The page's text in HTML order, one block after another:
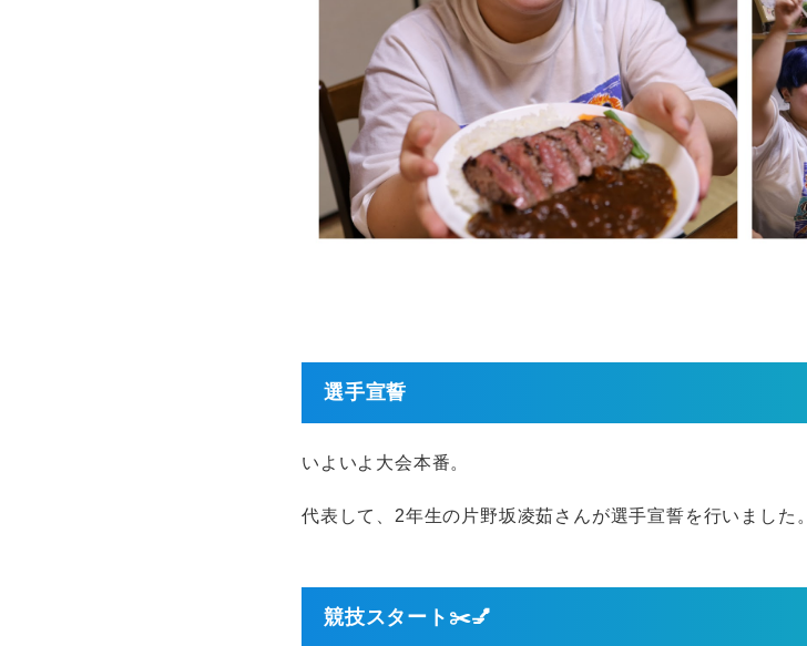
選手宣誓
いよいよ大会本番。
代表して、2年生の片野坂凌茹さんが選手宣誓を行いました。
競技スタート✂️💅